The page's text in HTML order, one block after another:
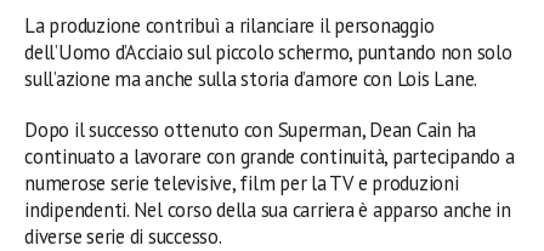
La produzione contribuì a rilanciare il personaggio
dell’Uomo d’Acciaio sul piccolo schermo, puntando non solo
sull’azione ma anche sulla storia d’amore con Lois Lane.
Dopo il successo ottenuto con Superman, Dean Cain ha
continuato a lavorare con grande continuità, partecipando a
numerose serie televisive, film per la TV e produzioni
indipendenti. Nel corso della sua carriera è apparso anche in
diverse serie di successo.